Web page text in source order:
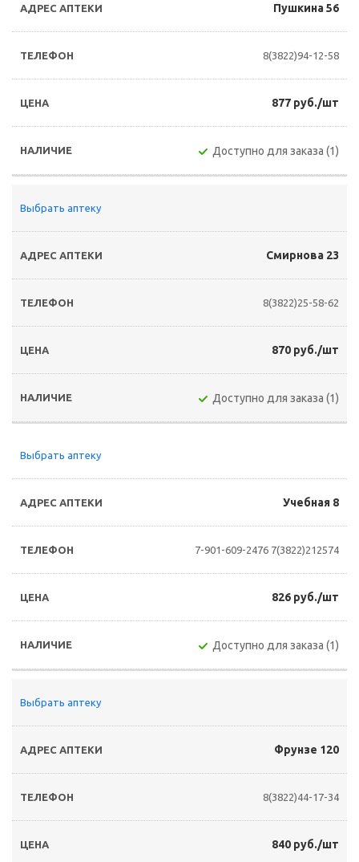
Пушкина 56
8(3822)94-12-58
877 руб./шт
Доступно для заказа (1)
Выбрать аптеку
Смирнова 23
8(3822)25-58-62
870 руб./шт
Доступно для заказа (1)
Выбрать аптеку
Учебная 8
7-901-609-2476 7(3822)212574
826 руб./шт
Доступно для заказа (1)
Выбрать аптеку
Фрунзе 120
8(3822)44-17-34
840 руб./шт